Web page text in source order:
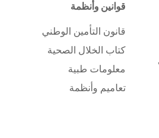
قوانين وأنظمة
قانون التأمين الوطني
كتاب الخلال الصحية
معلومات طبية
تعاميم وأنظمة